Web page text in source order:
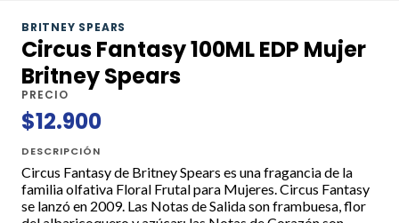
BRITNEY SPEARS
Circus Fantasy 100ML EDP Mujer
Britney Spears
PRECIO
$12.900
DESCRIPCIÓN
Circus Fantasy de Britney Spears es una fragancia de la
familia olfativa Floral Frutal para Mujeres. Circus Fantasy
se lanzó en 2009. Las Notas de Salida son frambuesa, flor